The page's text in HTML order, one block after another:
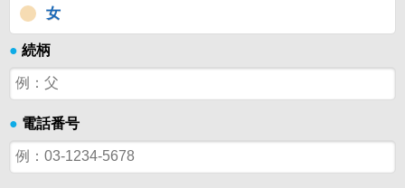
女
● 続柄
● 電話番号